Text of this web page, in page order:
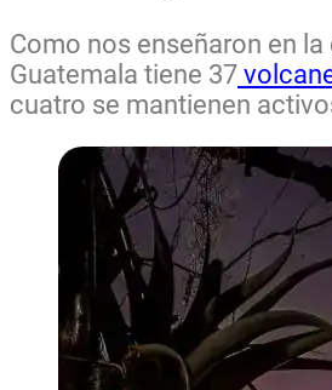
Como nos enseñaron en la
Guatemala tiene 37
cuatro se mantienen